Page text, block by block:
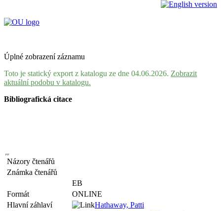
Úplné zobrazení záznamu
Toto je statický export z katalogu ze dne 04.06.2026. Zobrazit
aktuální podobu v katalogu.
Bibliografická citace
Názory čtenářů
Známka čtenářů
EB
Formát
ONLINE
Hlavní záhlaví
Hathaway, Patti